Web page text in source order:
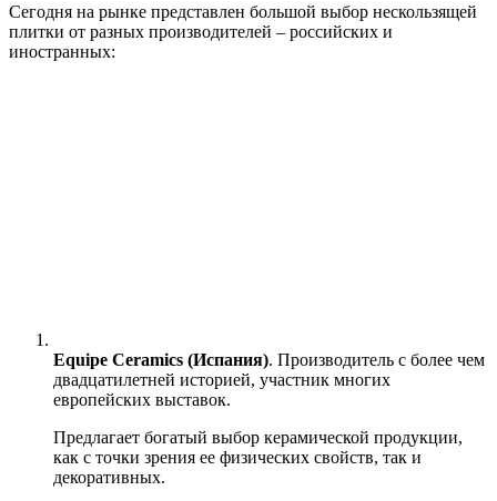
Сегодня на рынке представлен большой выбор нескользящей
плитки от разных производителей – российских и
иностранных:
Equipe Ceramics (Испания). Производитель с более чем
двадцатилетней историей, участник многих
европейских выставок.
Предлагает богатый выбор керамической продукции,
как с точки зрения ее физических свойств, так и
декоративных.